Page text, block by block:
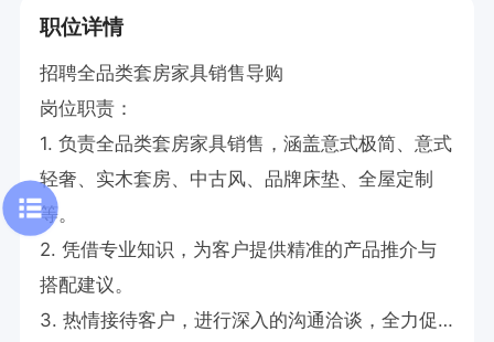
职位详情
招聘全品类套房家具销售导购
岗位职责：
1. 负责全品类套房家具销售，涵盖意式极简、意式
轻奢、实木套房、中古风、品牌床垫、全屋定制
等。
2. 凭借专业知识，为客户提供精准的产品推介与
搭配建议。
3. 热情接待客户，进行深入的沟通洽谈，全力促